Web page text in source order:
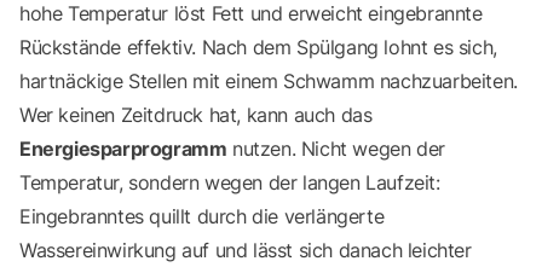
hohe Temperatur löst Fett und erweicht eingebrannte
Rückstände effektiv. Nach dem Spülgang lohnt es sich,
hartnäckige Stellen mit einem Schwamm nachzuarbeiten.
Wer keinen Zeitdruck hat, kann auch das
Energiesparprogramm nutzen. Nicht wegen der
Temperatur, sondern wegen der langen Laufzeit:
Eingebranntes quillt durch die verlängerte
Wassereinwirkung auf und lässt sich danach leichter